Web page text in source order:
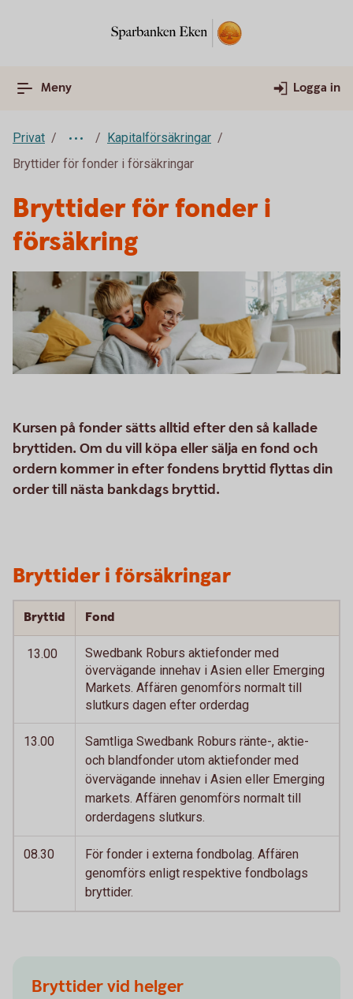
Meny Logga in
Privat
Kapitalförsäkringar
Bryttider för fonder i försäkringar
Bryttider för fonder i
försäkring
Kursen på fonder sätts alltid efter den så kallade
bryttiden. Om du vill köpa eller sälja en fond och
ordern kommer in efter fondens bryttid flyttas din
order till nästa bankdags bryttid.
Bryttider i försäkringar
Bryttid Fond
13.00
Swedbank Roburs aktiefonder med
övervägande innehav i Asien eller Emerging
Markets. Affären genomförs normalt till
slutkurs dagen efter orderdag
13.00
Samtliga Swedbank Roburs ränte-, aktie-
och blandfonder utom aktiefonder med
övervägande innehav i Asien eller Emerging
markets. Affären genomförs normalt till
orderdagens slutkurs.
08.30
För fonder i externa fondbolag. Affären
genomförs enligt respektive fondbolags
bryttider.
Bryttider vid helger